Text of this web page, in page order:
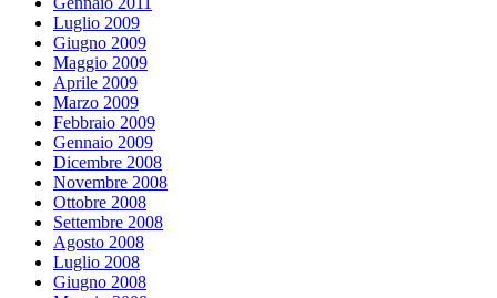
Luglio 2009
Giugno 2009
Maggio 2009
Aprile 2009
Marzo 2009
Febbraio 2009
Gennaio 2009
Dicembre 2008
Novembre 2008
Ottobre 2008
Settembre 2008
Agosto 2008
Luglio 2008
Giugno 2008